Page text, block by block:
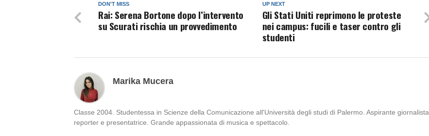
UP NEXT
Gli Stati Uniti reprimono le proteste
nei campus: fucili e taser contro gli
studenti
DON'T MISS
Rai: Serena Bortone dopo l’intervento
su Scurati rischia un provvedimento
Marika Mucera
Classe 2004. Studentessa in Scienze della Comunicazione all'Università degli studi di Palermo. Aspirante giornalista,
reporter e presentatrice. Grande appassionata di musica e spettacolo.